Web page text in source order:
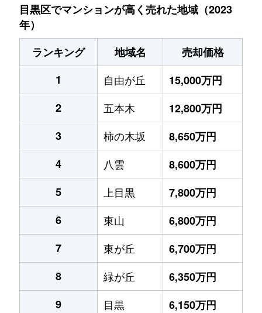
目黒区でマンションが高く売れた地域（2023
年）
ランキング
地域名
売却価格
1
自由が丘
15,000万円
2
五本木
12,800万円
3
柿の木坂
8,650万円
4
八雲
8,600万円
5
上目黒
7,800万円
6
東山
6,800万円
7
東が丘
6,700万円
8
緑が丘
6,350万円
9
目黒
6,150万円